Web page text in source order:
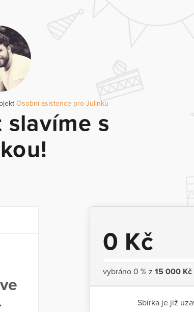
Osobní asistence pro Julinku
slavíme s
0 Kč
vybráno 0 % z 15 000 Kč
Sbírka je již